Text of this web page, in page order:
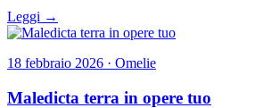
Leggi →
18 febbraio 2026 · Omelie
Maledicta terra in opere tuo